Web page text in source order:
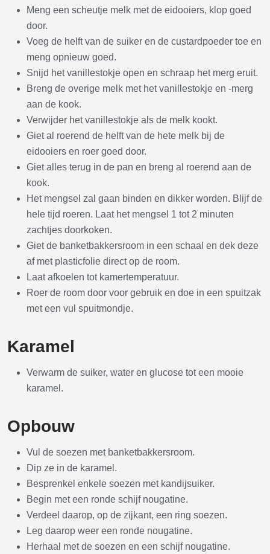
Meng een scheutje melk met de eidooiers, klop goed
door.
Voeg de helft van de suiker en de custardpoeder toe en
meng opnieuw goed.
Snijd het vanillestokje open en schraap het merg eruit.
Breng de overige melk met het vanillestokje en -merg
aan de kook.
Verwijder het vanillestokje als de melk kookt.
Giet al roerend de helft van de hete melk bij de
eidooiers en roer goed door.
Giet alles terug in de pan en breng al roerend aan de
kook.
Het mengsel zal gaan binden en dikker worden. Blijf de
hele tijd roeren. Laat het mengsel 1 tot 2 minuten
zachtjes doorkoken.
Giet de banketbakkersroom in een schaal en dek deze
af met plasticfolie direct op de room.
Laat afkoelen tot kamertemperatuur.
Roer de room door voor gebruik en doe in een spuitzak
met een vul spuitmondje.
Karamel
Verwarm de suiker, water en glucose tot een mooie
karamel.
Opbouw
Vul de soezen met banketbakkersroom.
Dip ze in de karamel.
Besprenkel enkele soezen met kandijsuiker.
Begin met een ronde schijf nougatine.
Verdeel daarop, op de zijkant, een ring soezen.
Leg daarop weer een ronde nougatine.
Herhaal met de soezen en een schijf nougatine.